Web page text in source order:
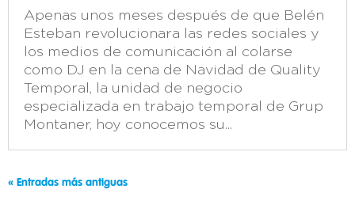
Apenas unos meses después de que Belén
Esteban revolucionara las redes sociales y
los medios de comunicación al colarse
como DJ en la cena de Navidad de Quality
Temporal, la unidad de negocio
especializada en trabajo temporal de Grup
Montaner, hoy conocemos su...
« Entradas más antiguas